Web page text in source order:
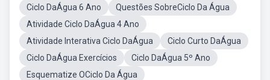
Ciclo DaÁgua 6 Ano
Questões SobreCiclo Da Água
Atividade Ciclo DaÁgua 4 Ano
Atividade Interativa Ciclo DaÁgua
Ciclo Curto DaÁgua
Ciclo DaÁgua Exercícios
Ciclo DaÁgua 5º Ano
Esquematize OCiclo Da Água